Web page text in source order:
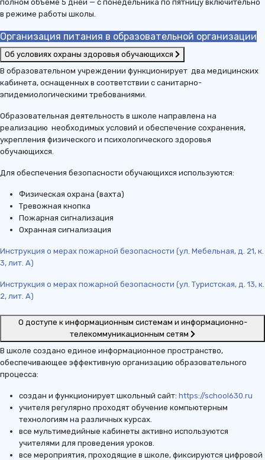
полном объеме 5 дней — с понедельника по пятницу включительно
в режиме работы школы.
Организация питания в образовательной организации
Об условиях охраны здоровья обучающихся
В образовательном учреждении функционирует два медицинских
кабинета, оснащенных в соответствии с санитарно-
эпидемиологическими требованиями.
Образовательная деятельность в школе направлена на
реализацию необходимых условий и обеспечение сохранения,
укрепления физического и психологического здоровья
обучающихся.
Для обеспечения безопасности обучающихся используются:
Физическая охрана (вахта)
Тревожная кнопка
Пожарная сигнализация
Охранная сигнализация
Инструкция о мерах пожарной безопасности (ул. Мебельная, д. 21, к.
3, лит. А)
Инструкция о мерах пожарной безопасности (ул. Туристская, д. 13, к.
2, лит. А)
О доступе к информационным системам и информационно-
телекоммуникационным сетям
В школе создано единое информационное пространство,
обеспечивающее эффективную организацию образовательного
процесса:
создан и функционирует школьный сайт: https://school630.ru
учителя регулярно проходят обучение компьютерным
технологиям на различных курсах.
все мультимедийные кабинеты активно используются
учителями для проведения уроков.
все мероприятия, проходящие в школе, фиксируются цифровой